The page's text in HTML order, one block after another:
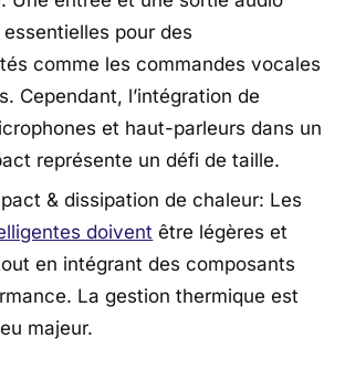
pour des
comme les commandes vocales
Cependant, l’intégration de
et haut-parleurs dans un
représente un défi de taille.
& dissipation de chaleur: Les
doivent être légères et
en intégrant des composants
La gestion thermique est
majeur.